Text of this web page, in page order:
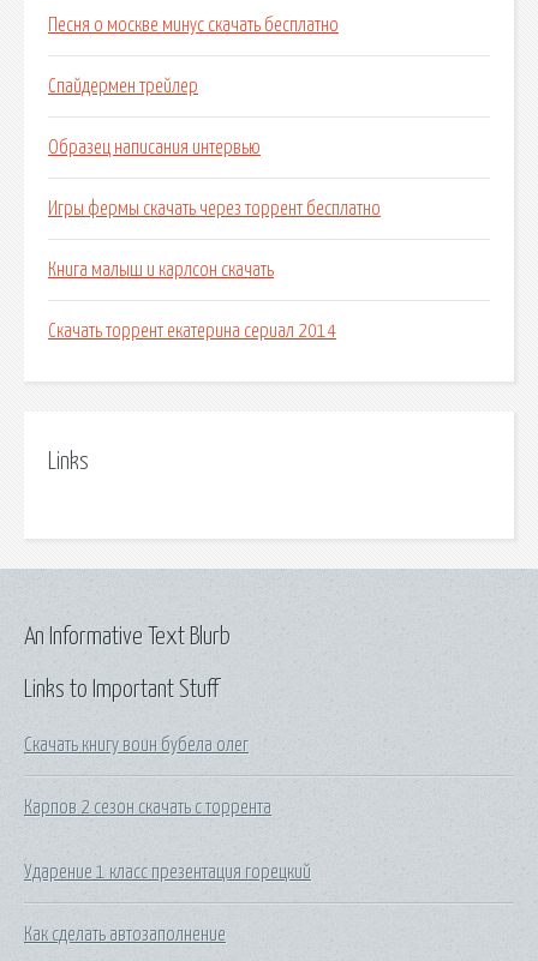
Песня о москве минус скачать бесплатно
Спайдермен трейлер
Образец написания интервью
Игры фермы скачать через торрент бесплатно
Книга малыш и карлсон скачать
Скачать торрент екатерина сериал 2014
Links
Links to Important Stuff
Скачать книгу воин бубела олег
Карпов 2 сезон скачать с торрента
Ударение 1 класс презентация горецкий
Как сделать автозаполнение
An Informative Text Blurb